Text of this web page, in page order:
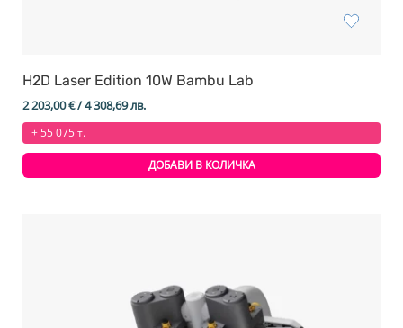
H2D Laser Edition 10W Bambu Lab
2 203,00€/ 4 308,69 лв.
+ 55 075 т.
ДОБАВИ В КОЛИЧКА